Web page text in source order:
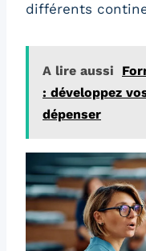
différents
A lire aussi
: développez
dépenser